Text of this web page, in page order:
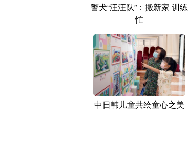
警犬“汪汪队”：搬新家 训练
忙
中日韩儿童共绘童心之美